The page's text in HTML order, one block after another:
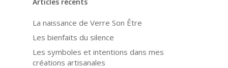
La naissance de Verre Son Être
Les bienfaits du silence
Les symboles et intentions dans mes
créations artisanales